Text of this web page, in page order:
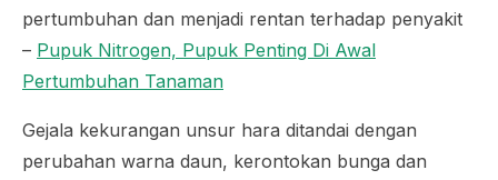
pertumbuhan dan menjadi rentan terhadap penyakit
– Pupuk Nitrogen, Pupuk Penting Di Awal
Pertumbuhan Tanaman
Gejala kekurangan unsur hara ditandai dengan
perubahan warna daun, kerontokan bunga dan